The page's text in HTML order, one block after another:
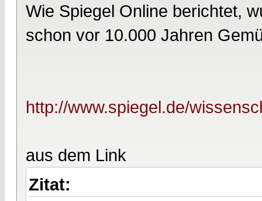
Wie Spiegel Online berichtet,
schon vor 10.000 Jahren
http://www.spiegel.de/
aus dem Link
Zitat: